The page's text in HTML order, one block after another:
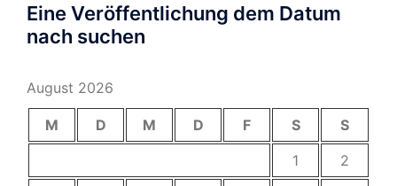
Eine Veröffentlichung dem Datum
nach suchen
August 2026
M D M D F S
S
1
2